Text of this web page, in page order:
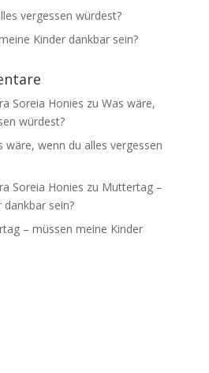
vergessen würdest?
Kinder dankbar sein?
Soreia Honies zu Was wäre,
würdest?
wäre, wenn du alles vergessen
Soreia Honies zu Muttertag –
sein?
– müssen meine Kinder